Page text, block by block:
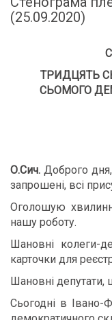
(25.09.2020)
ТРИДЦЯТЬ
СЬОМОГО
О.Сич. Доброго
запрошені, всі
Оголошую
нашу роботу.
Шановні колеги-
карточки для
Шановні депутати,
Сьогодні в Івано-